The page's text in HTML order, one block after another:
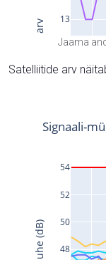
Jaama
Satelliitide arv